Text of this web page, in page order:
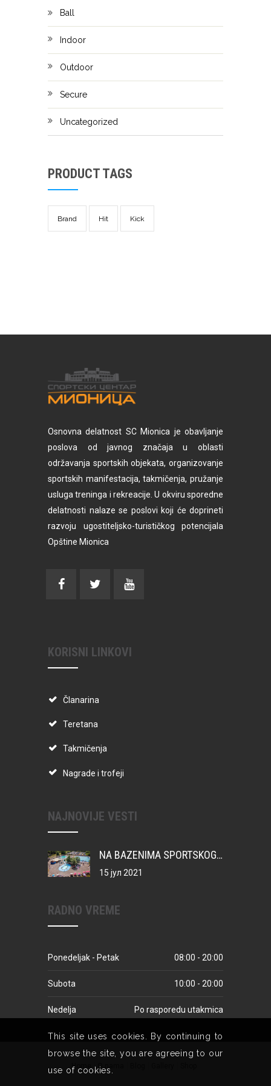
Ball
Indoor
Outdoor
Secure
Uncategorized
PRODUCT TAGS
Brand Hit Kick
Osnovna delatnost SC Mionica je obavljanje
poslova od javnog značaja u oblasti
održavanja sportskih objekata, organizovanje
sportskih manifestacija, takmičenja, pružanje
usluga treninga i rekreacije. U okviru sporedne
delatnosti nalaze se poslovi koji će doprineti
razvoju ugostiteljsko-turističkog potencijala
Opštine Mionica
KORISNI LINKOVI
Članarina
Teretana
Takmičenja
Nagrade i trofeji
NAJNOVIJE VESTI
NA BAZENIMA SPORTSKOG CENTRA VATERPOLO KAMP ZA MIONIČKU DECU
15 јул 2021
RADNO VREME
Ponedeljak - Petak 08:00 - 20:00
Subota 10:00 - 20:00
Nedelja Po rasporedu utakmica
Home O nama
This site uses cookies. By continuing to
browse the site, you are agreeing to our
use of cookies.